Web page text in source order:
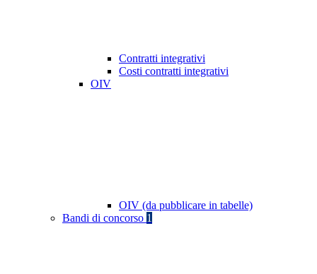
Contratti integrativi
Costi contratti integrativi
OIV
OIV (da pubblicare in tabelle)
Bandi di concorso 1